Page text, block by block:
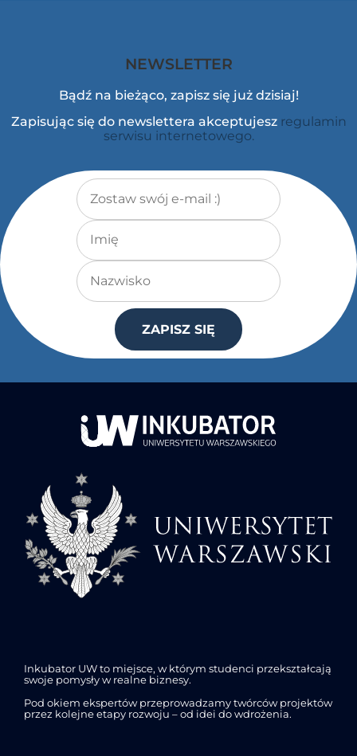
NEWSLETTER
Bądź na bieżąco, zapisz się już dzisiaj!
Zapisując się do newslettera akceptujesz regulamin
serwisu internetowego.
Adres e-mail*
Imię
Nazwisko
ZAPISZ SIĘ
Inkubator UW to miejsce, w którym studenci przekształcają
swoje pomysły w realne biznesy.
Pod okiem ekspertów przeprowadzamy twórców projektów
przez kolejne etapy rozwoju – od idei do wdrożenia.